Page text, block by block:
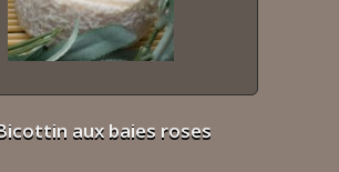
aux baies roses